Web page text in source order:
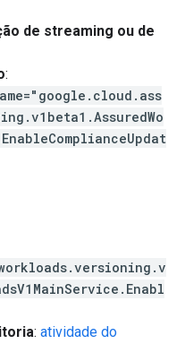
de streaming ou de
:
: atividade do